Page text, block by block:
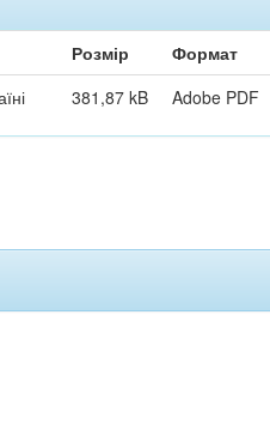
Розмір
Формат
381,87 kB Adobe PDF